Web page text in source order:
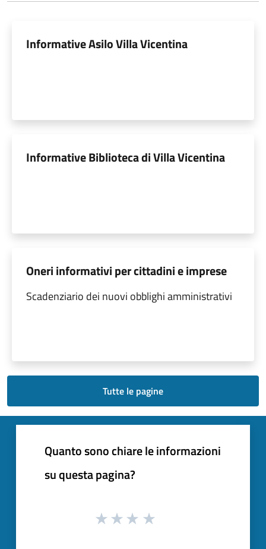
Informative Asilo Villa Vicentina
Informative Biblioteca di Villa Vicentina
Oneri informativi per cittadini e imprese
Scadenziario dei nuovi obblighi amministrativi
Tutte le pagine
Quanto sono chiare le informazioni
su questa pagina?